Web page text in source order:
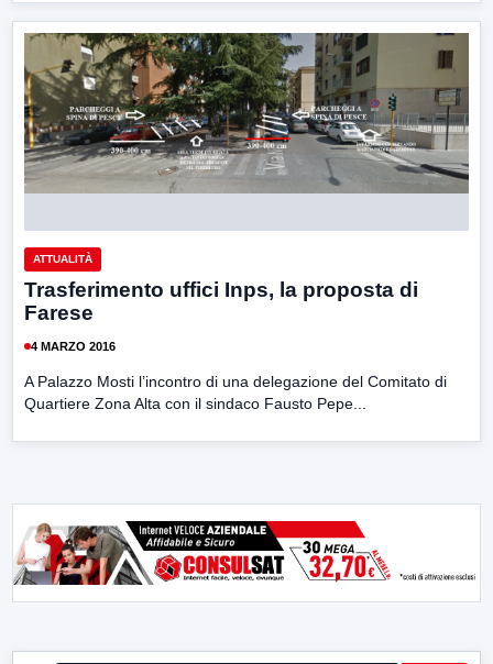
ATTUALITÀ
Trasferimento uffici Inps, la proposta di
Farese
4 MARZO 2016
A Palazzo Mosti l’incontro di una delegazione del Comitato di
Quartiere Zona Alta con il sindaco Fausto Pepe...